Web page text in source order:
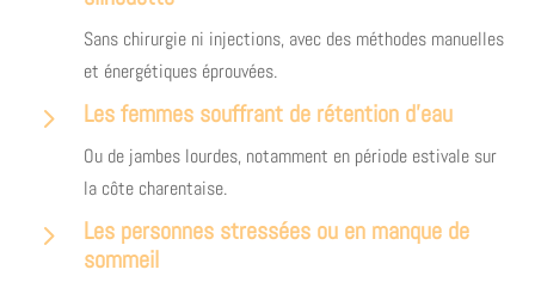
Sans chirurgie ni injections, avec des méthodes manuelles
et énergétiques éprouvées.
5 Les femmes souffrant de rétention d'eau
Ou de jambes lourdes, notamment en période estivale sur
la côte charentaise.
5
Les personnes stressées ou en manque de
sommeil